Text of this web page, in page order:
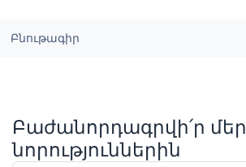
Բնութագիր
Բաժանորդագրվի՛ր մեր
նորություններին